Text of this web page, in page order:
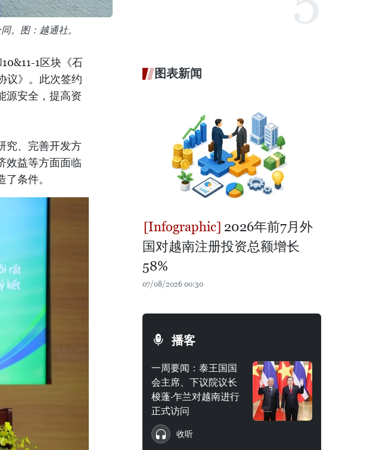
。图：越通社。
1区块《石
议》。此次签约
源安全，提高资
究、完善开发方
效益等方面面临
条件。
图表新闻
2026年前7月外
国对越南注册投资总额增长
58%
07/08/2026 00:30
播客
一周要闻：泰王国国
会主席、下议院议长
梭蓬·乍兰对越南进行
正式访问
收听